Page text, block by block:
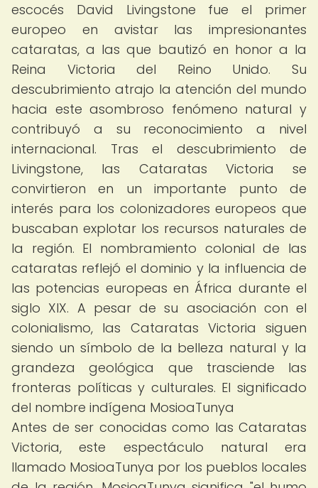
escocés David Livingstone fue el primer
europeo en avistar las impresionantes
cataratas, a las que bautizó en honor a la
Reina Victoria del Reino Unido. Su
descubrimiento atrajo la atención del mundo
hacia este asombroso fenómeno natural y
contribuyó a su reconocimiento a nivel
internacional. Tras el descubrimiento de
Livingstone, las Cataratas Victoria se
convirtieron en un importante punto de
interés para los colonizadores europeos que
buscaban explotar los recursos naturales de
la región. El nombramiento colonial de las
cataratas reflejó el dominio y la influencia de
las potencias europeas en África durante el
siglo XIX. A pesar de su asociación con el
colonialismo, las Cataratas Victoria siguen
siendo un símbolo de la belleza natural y la
grandeza geológica que trasciende las
fronteras políticas y culturales. El significado
del nombre indígena MosioaTunya
Antes de ser conocidas como las Cataratas
Victoria, este espectáculo natural era
llamado MosioaTunya por los pueblos locales